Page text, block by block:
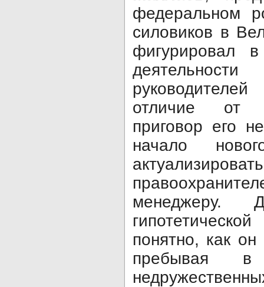
федеральном
силовиков в
фигурировал
отличие от
приговор его
начало
понятно, как он
пребывая в